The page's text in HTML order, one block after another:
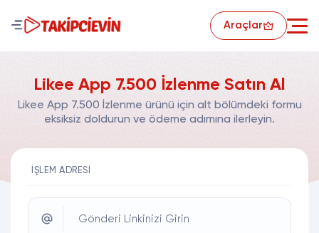
Araçlar
Likee App 7.500 İzlenme Satın Al
Likee App 7.500 İzlenme ürünü için alt bölümdeki formu
eksiksiz doldurun ve ödeme adımına ilerleyin.
İŞLEM ADRESI
Gönderi Linkinizi Girin